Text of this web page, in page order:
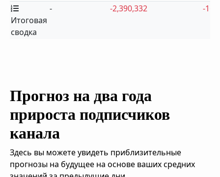
Итоговая
сводка
- -2,390,332 -165
Прогноз на два года
прироста подписчиков
канала
Здесь вы можете увидеть приблизительные
прогнозы на будущее на основе ваших средних